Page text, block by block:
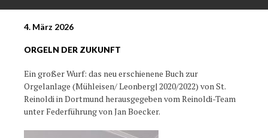
ANSGAR
4. März 2026
ORGELN DER ZUKUNFT
Ein großer Wurf: das neu erschienene Buch zur
Orgelanlage (Mühleisen/ Leonberg| 2020/2022) von St.
Reinoldi in Dortmund herausgegeben vom Reinoldi-Team
unter Federführung von Jan Boecker.